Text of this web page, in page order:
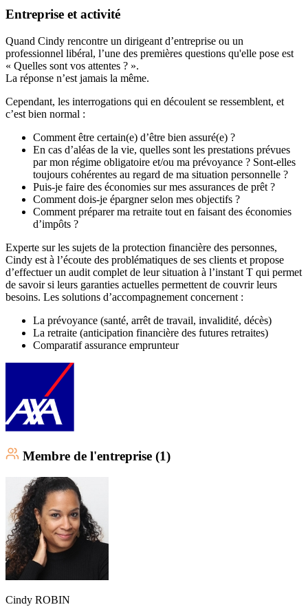
Entreprise et activité
Quand Cindy rencontre un dirigeant d’entreprise ou un
professionnel libéral, l’une des premières questions qu'elle pose est
« Quelles sont vos attentes ? ».
La réponse n’est jamais la même.
Cependant, les interrogations qui en découlent se ressemblent, et
c’est bien normal :
Comment être certain(e) d’être bien assuré(e) ?
En cas d’aléas de la vie, quelles sont les prestations prévues
par mon régime obligatoire et/ou ma prévoyance ? Sont-elles
toujours cohérentes au regard de ma situation personnelle ?
Puis-je faire des économies sur mes assurances de prêt ?
Comment dois-je épargner selon mes objectifs ?
Comment préparer ma retraite tout en faisant des économies
d’impôts ?
Experte sur les sujets de la protection financière des personnes,
Cindy est à l’écoute des problématiques de ses clients et propose
d’effectuer un audit complet de leur situation à l’instant T qui permet
de savoir si leurs garanties actuelles permettent de couvrir leurs
besoins. Les solutions d’accompagnement concernent :
La prévoyance (santé, arrêt de travail, invalidité, décès)
La retraite (anticipation financière des futures retraites)
Comparatif assurance emprunteur
Membre de l'entreprise (1)
Cindy ROBIN